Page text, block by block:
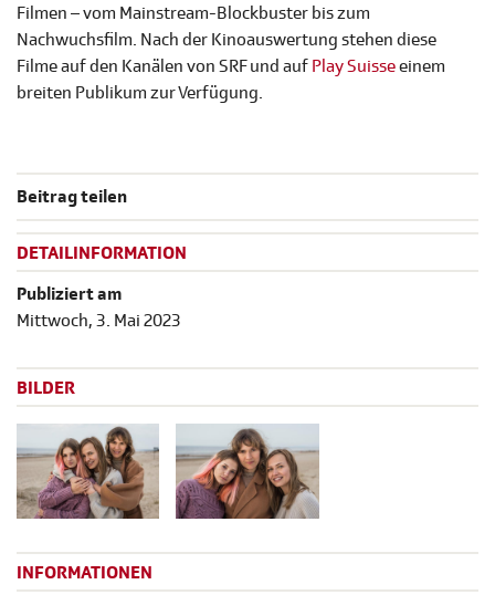
Filmen – vom Mainstream-Blockbuster bis zum
Nachwuchsfilm. Nach der Kinoauswertung stehen diese
Filme auf den Kanälen von SRF und auf Play Suisseeinem
breiten Publikum zur Verfügung.
Beitrag teilen
DETAILINFORMATION
Publiziert am
Mittwoch, 3. Mai 2023
BILDER
INFORMATIONEN